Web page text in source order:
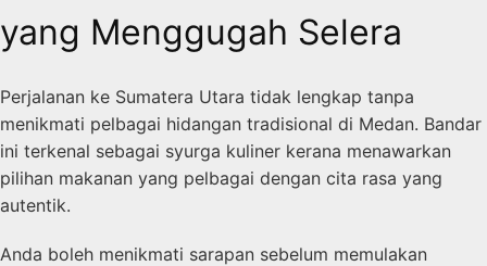
yang Menggugah Selera
Perjalanan ke Sumatera Utara tidak lengkap tanpa
menikmati pelbagai hidangan tradisional di Medan. Bandar
ini terkenal sebagai syurga kuliner kerana menawarkan
pilihan makanan yang pelbagai dengan cita rasa yang
autentik.
Anda boleh menikmati sarapan sebelum memulakan